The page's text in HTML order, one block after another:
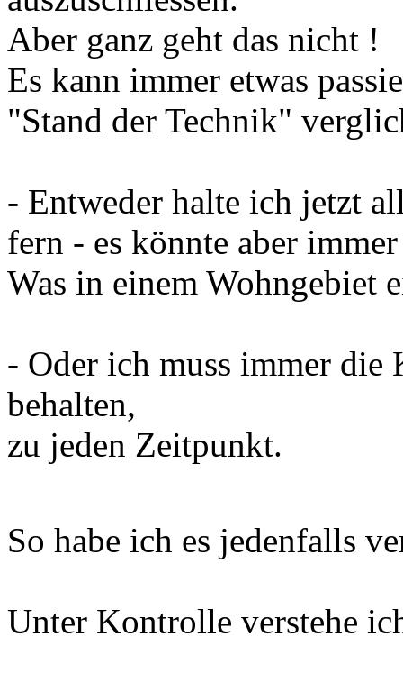
Aber ganz geht das nicht !
Es kann immer etwas
"Stand der Technik"
- Entweder halte ich jetzt
fern - es könnte aber
Was in einem Wohngebiet
- Oder ich muss immer die
behalten,
zu jeden Zeitpunkt.
So habe ich es jedenfalls
Unter Kontrolle verstehe